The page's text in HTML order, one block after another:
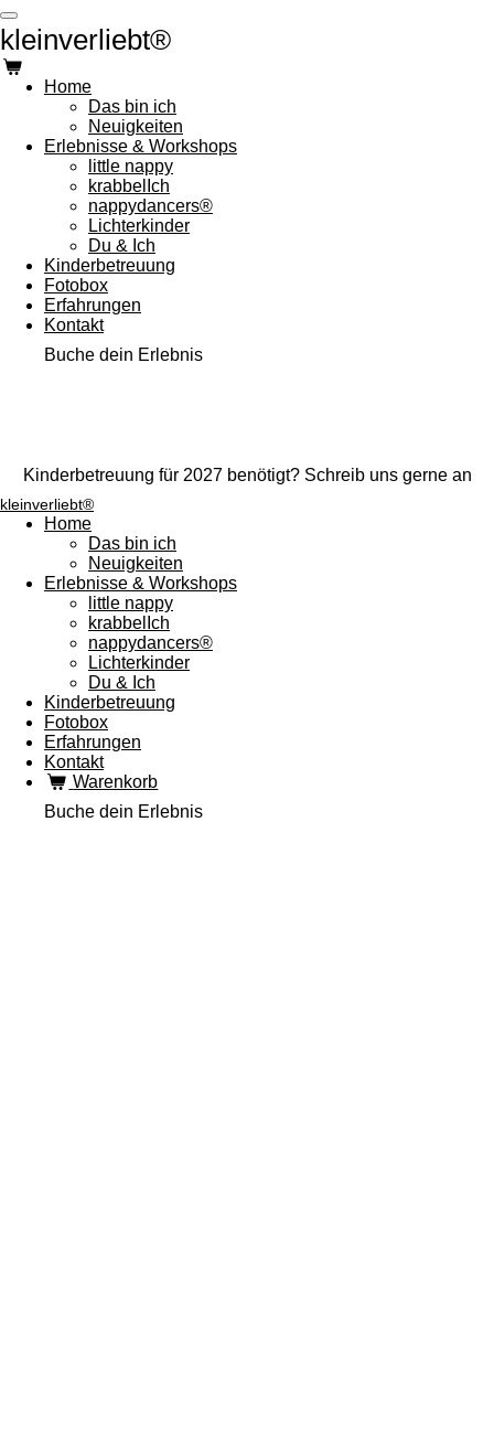
Zum
Hauptinhalt
springen
kleinverliebt®
Home
Das bin ich
Neuigkeiten
Erlebnisse & Workshops
little nappy
krabbelIch
nappydancers®
Lichterkinder
Du & Ich
Kinderbetreuung
Fotobox
Erfahrungen
Kontakt
Buche dein Erlebnis
Kinderbetreuung für 2027 benötigt? Schreib uns gerne an
kleinverliebt®
Home
Das bin ich
Neuigkeiten
Erlebnisse & Workshops
little nappy
krabbelIch
nappydancers®
Lichterkinder
Du & Ich
Kinderbetreuung
Fotobox
Erfahrungen
Kontakt
Warenkorb
Buche dein Erlebnis